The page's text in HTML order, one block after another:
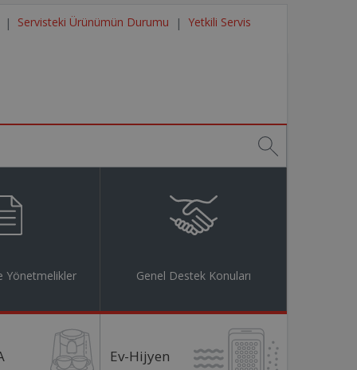
Servisteki Ürünümün Durumu Yetkili Servis
Yönetmelikler Genel Destek Konuları
Ev-Hijyen